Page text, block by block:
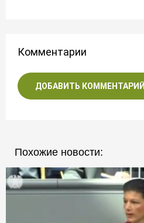
Комментарии
ДОБАВИТЬ КОММЕНТАРИЙ
Похожие новости: